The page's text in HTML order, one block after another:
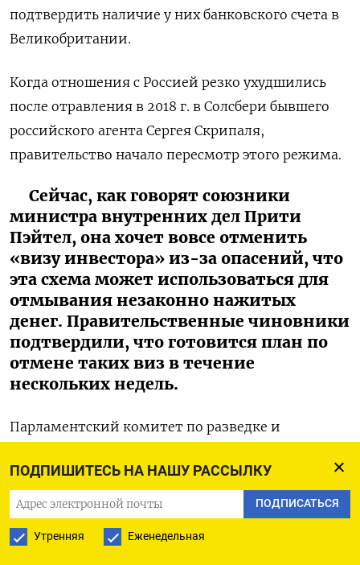
ПОДПИШИТЕСЬ НА НАШУ РАССЫЛКУ
ПОДПИСАТЬСЯ
Утренняя Еженедельная
подтвердить наличие у них банковского счета в
Великобритании.
Когда отношения с Россией резко ухудшились
после отравления в 2018 г. в Солсбери бывшего
российского агента Сергея Скрипаля,
правительство начало пересмотр этого режима.
Сейчас, как говорят союзники
министра внутренних дел Прити
Пэйтел, она хочет вовсе отменить
«визу инвестора» из-за опасений, что
эта схема может использоваться для
отмывания незаконно нажитых
денег. Правительственные чиновники
подтвердили, что готовится план по
отмене таких виз в течение
нескольких недель.
Парламентский комитет по разведке и
визовая схема привлекает многих россиян,
которые «эксплуатируют» ее. Великобритания
создала «идеальный механизм» для отмывания
грязных денег и стала «прачечной» для обеления